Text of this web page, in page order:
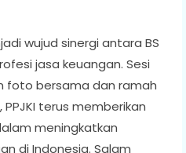
wujud sinergi antara BS
jasa keuangan. Sesi
foto bersama dan ramah
terus memberikan
meningkatkan
di Indonesia. Salam